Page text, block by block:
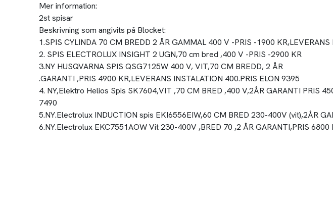
Mer information:
2st spisar
Beskrivning som angivits på Blocket:
1.SPIS CYLINDA 70 CM BREDD 2 ÅR GAMMAL 400 V -PRIS -1900
2. SPIS ELECTROLUX INSIGHT 2 UGN,70 cm bred ,400 V -PRIS -2900 KR
3.NY HUSQVARNA SPIS QSG7125W 400 V, VIT,70 CM BREDD, 2 ÅR
.GARANTI ,PRIS 4900 KR,LEVERANS INSTALATION 400.PRIS ELON 9395
4. NY,Elektro Helios Spis SK7604,VIT ,70 CM BRED ,400 V,2ÅR GARANTI PRIS
7490
5.NY.Electrolux INDUCTION spis EKI6556EIW,60 CM BRED 230-400V (vit),2ÅR
6.NY.Electrolux EKC7551AOW Vit 230-400V ,BRED 70 ,2 ÅR GARANTI,PRIS